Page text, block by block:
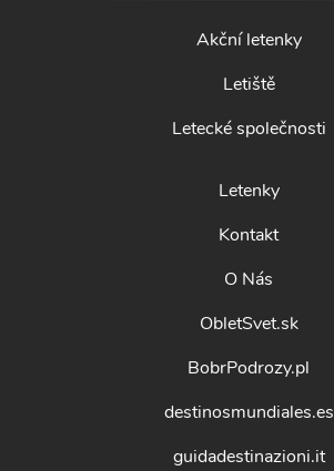
Akční letenky
Letiště
Letecké společnosti
Letenky
Kontakt
O Nás
ObletSvet.sk
BobrPodrozy.pl
destinosmundiales.es
guidadestinazioni.it